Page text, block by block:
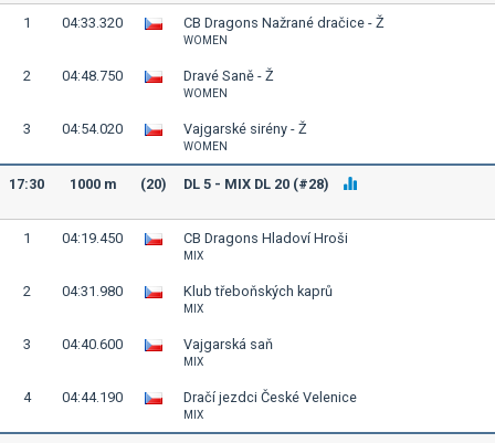
1 04:33.320 CB Dragons Nažrané dračice - Ž
WOMEN
2 04:48.750 Dravé Saně - Ž
WOMEN
3 04:54.020 Vajgarské sirény - Ž
WOMEN
17:30 1000 m (20) DL 5 - MIX DL 20 (#28)
1 04:19.450 CB Dragons Hladoví Hroši
MIX
2 04:31.980 Klub třeboňských kaprů
MIX
3 04:40.600 Vajgarská saň
MIX
4 04:44.190 Dračí jezdci České Velenice
MIX